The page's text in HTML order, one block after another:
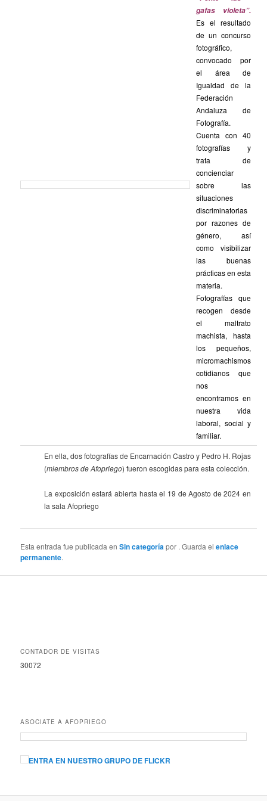
gafas violeta”.
Es el resultado
de un concurso
fotográfico,
convocado por
el área de
Igualdad de la
Federación
Andaluza de
Fotografía.
Cuenta con 40
fotografías y
trata de
concienciar
sobre las
situaciones
discriminatorias
por razones de
género, así
como visibilizar
las buenas
prácticas en esta
materia.
Fotografías que
recogen desde
el maltrato
machista, hasta
los pequeños,
micromachismos
cotidianos que
nos
encontramos en
nuestra vida
laboral, social y
familiar.
En ella, dos fotografías de Encarnación Castro y Pedro H. Rojas
(miembros de Afopriego) fueron escogidas para esta colección.
La exposición estará abierta hasta el 19 de Agosto de 2024 en
la sala Afopriego
Esta entrada fue publicada enSin categoríapor . Guarda elenlace
permanente.
CONTADOR DE VISITAS
30072
ASOCIATE A AFOPRIEGO
ENTRA EN NUESTRO GRUPO DE FLICKR